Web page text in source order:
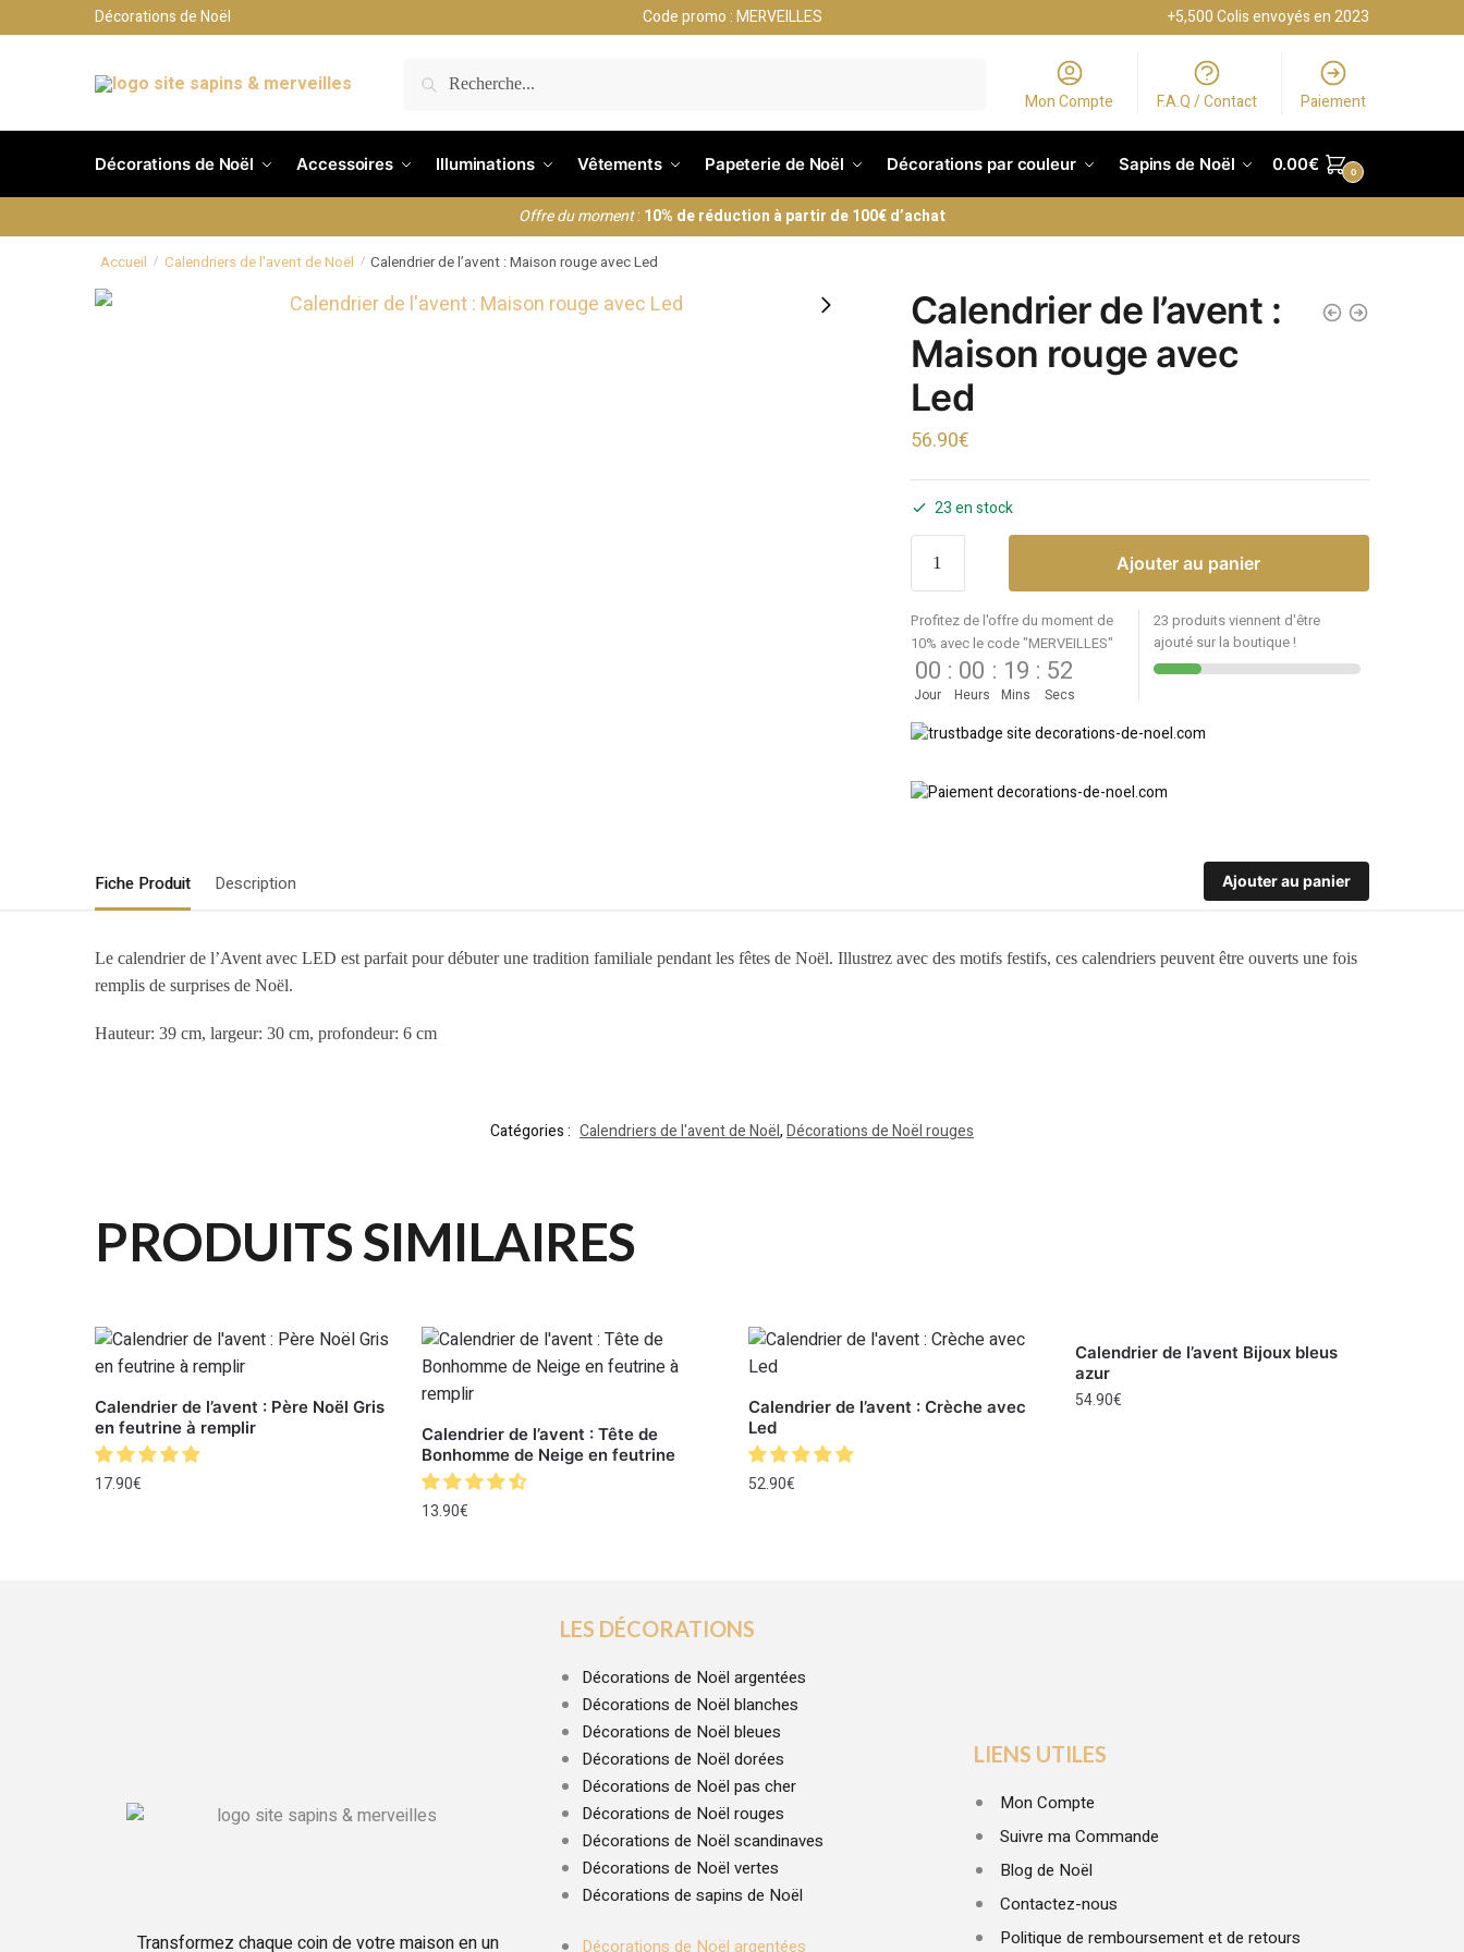
Décorations de Noël Code promo : MERVEILLES +5,500 Colis envoyés en 2023
RECHERCHE
Mon Compte F.A.Q / Contact Paiement
Décorations de Noël Accessoires Illuminations Vêtements Papeterie de Noël Décorations par couleur Sapins de Noël 0.00€ 0
Offre du moment: 10% de réduction à partir de 100€ d’achat
Accueil / Calendriers de l'avent de Noël / Calendrier de l’avent : Maison rouge avec Led
Calendrier de l’avent :
Maison rouge avec
Led
56.90€
23 en stock
Ajouter au panier
Profitez de l'offre du moment de
10% avec le code "MERVEILLES"
00
Jour
: 00
Heurs
: 19
Mins
: 52
Secs
23 produits viennent d'être
ajouté sur la boutique !
Fiche Produit Description Ajouter au panier
Le calendrier de l’Avent avec LED est parfait pour débuter une tradition familiale pendant les fêtes de Noël. Illustrez avec des motifs festifs, ces calendriers peuvent être ouverts une fois
remplis de surprises de Noël.
Hauteur: 39 cm, largeur: 30 cm, profondeur: 6 cm
Catégories : Calendriers de l'avent de Noël,Décorations de Noël rouges
PRODUITS SIMILAIRES
Calendrier de l’avent : Père Noël Gris
en feutrine à remplir
17.90€
Calendrier de l’avent : Tête de
Bonhomme de Neige en feutrine
13.90€
Calendrier de l’avent : Crèche avec
Led
52.90€
Calendrier de l’avent Bijoux bleus
azur
54.90€
Transformez chaque coin de votre maison en un
LES DÉCORATIONS
Décorations de Noël argentées
Décorations de Noël blanches
Décorations de Noël bleues
Décorations de Noël dorées
Décorations de Noël pas cher
Décorations de Noël rouges
Décorations de Noël scandinaves
Décorations de Noël vertes
Décorations de sapins de Noël
Décorations de Noël argentées
LIENS UTILES
Mon Compte
Suivre ma Commande
Blog de Noël
Contactez-nous
Politique de remboursement et de retours